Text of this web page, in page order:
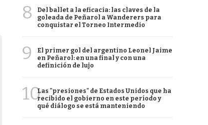
8
Del ballet a la eficacia: las claves de la
goleada de Peñarol a Wanderers para
conquistar el Torneo Intermedio
9
El primer gol del argentino Leonel Jaime
en Peñarol: en una final y con una
definición de lujo
10Las "presiones" de Estados Unidos que ha
recibido el gobierno en este período y
qué diálogo se está manteniendo